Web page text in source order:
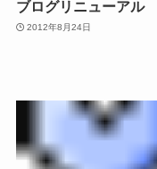
ブログリニューアル
2012年8月24日